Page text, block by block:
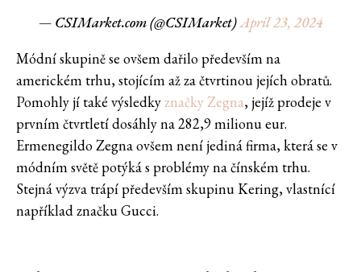
— CSIMarket.com (@CSIMarket)April 23, 2024
Módní skupině se ovšem dařilo především na
americkém trhu, stojícím až za čtvrtinou jejích obratů.
Pomohly jí také výsledkyznačky Zegna, jejíž prodeje v
prvním čtvrtletí dosáhly na 282,9 milionu eur.
Ermenegildo Zegna ovšem není jediná firma, která se v
módním světě potýká s problémy na čínském trhu.
Stejná výzva trápí především skupinu Kering, vlastnící
například značku Gucci.